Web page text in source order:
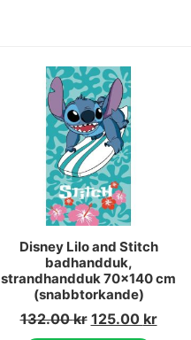
Disney Lilo and Stitch
badhandduk,
strandhandduk 70x140 cm
(snabbtorkande)
132.00kr 125.00 kr